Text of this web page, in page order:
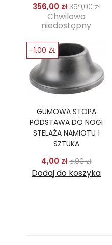
356,00 złCena
359,00 zł
Chwilowo
niedostępny
GUMOWA STOPA
PODSTAWA DO NOGI
STELAŻA NAMIOTU 1
SZTUKA
4,00 złCena
5,00 złCena
Dodaj do koszyka
-1,00 ZŁ